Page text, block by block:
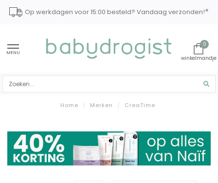
Op werkdagen voor 15:00 besteld? Vandaag verzonden!*
MENU
0
Home / Merken / CreaTime